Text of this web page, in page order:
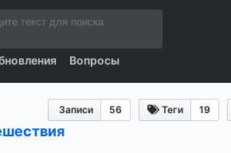
Вопросы
Записи 56 Теги 19